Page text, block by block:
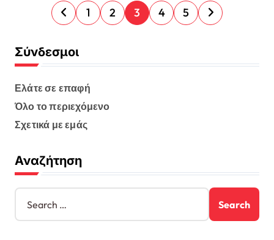
P
o
s
t
s
p
a
g
i
n
a
1 2 3 4 5
Σύνδεσμοι
Ελάτε σε επαφή
Όλο το περιεχόμενο
Σχετικά με εμάς
Αναζήτηση
S
a